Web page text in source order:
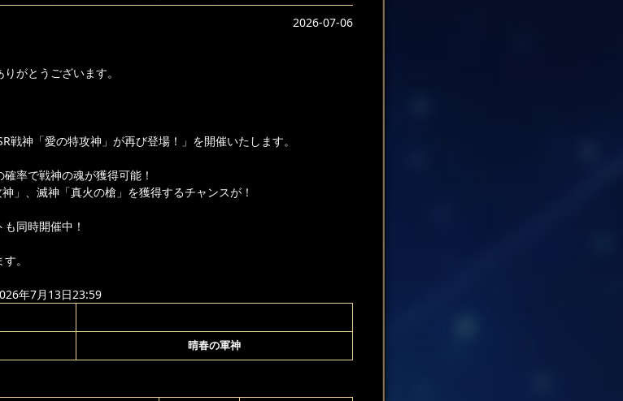
2026-07-06
がとうございます。
戦神「愛の特攻神」が再び登場！」を開催いたします。
率で戦神の魂が獲得可能！
」、滅神「真火の槍」を獲得するチャンスが！
同時開催中！
。
年7月13日23:59
晴春の軍神